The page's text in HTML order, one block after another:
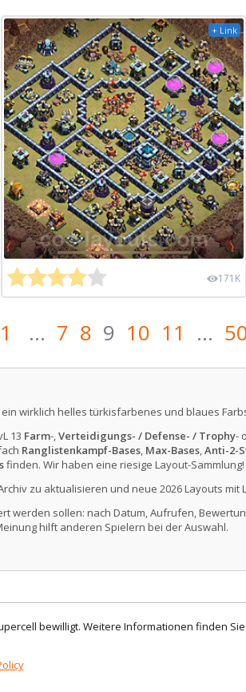
+ Link
171K
1 ... 7 8 9 10 11 ...
wirklich helles türkisfarbenes und blaues
13 Farm-,Verteidigungs- / Defense- / Trophy-
Ranglistenkampf-Bases, Max-Bases,Anti-2-
finden. Wir haben eine riesige Layout-Sammlung!
zu aktualisieren und neue 2026 Layouts
werden sollen: nach Datum, Aufrufen,
hilft anderen Spielern bei der Auswahl.
bewilligt. Weitere Informationen finden